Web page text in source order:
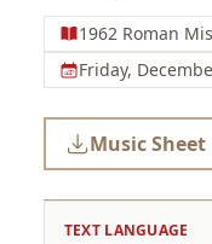
1962 Roman
Friday,
Music Sheet
TEXT LANGUAGE